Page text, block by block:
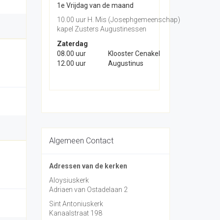
1e Vrijdag van de maand
10.00 uur H. Mis (Josephgemeenschap)
kapel Zusters Augustinessen
Zaterdag
08.00 uur
Klooster Cenakel
12.00 uur
Augustinus
Algemeen Contact
Adressen van de kerken
Aloysiuskerk
Adriaen van Ostadelaan 2
Sint Antoniuskerk
Kanaalstraat 198